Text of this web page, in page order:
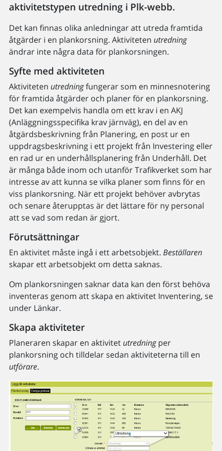
aktivitetstypen utredning i Plk-webb.
Det kan finnas olika anledningar att utreda framtida
åtgärder i en plankorsning. Aktiviteten utredning
ändrar inte några data för plankorsningen.
Syfte med aktiviteten
Aktiviteten utredningfungerar som en minnesnotering
för framtida åtgärder och planer för en plankorsning.
Det kan exempelvis handla om ett krav i en AKJ
(Anläggningsspecifika krav järnväg), en del av en
åtgärdsbeskrivning från Planering, en post ur en
uppdragsbeskrivning i ett projekt från Investering eller
en rad ur en underhållsplanering från Underhåll. Det
är många både inom och utanför Trafikverket som har
intresse av att kunna se vilka planer som finns för en
viss plankorsning. När ett projekt behöver avbrytas
och senare återupptas är det lättare för ny personal
att se vad som redan är gjort.
Förutsättningar
En aktivitet måste ingå i ett arbetsobjekt. Beställaren
skapar ett arbetsobjekt om detta saknas.
Om plankorsningen saknar data kan den först behöva
inventeras genom att skapa en aktivitet Inventering, se
under Länkar.
Skapa aktiviteter
Planeraren skapar en aktivitetutredningper
plankorsning och tilldelar sedan aktiviteterna till en
utförare.